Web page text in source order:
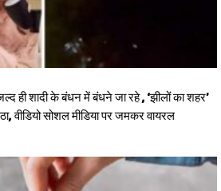
ही शादी के बंधन में बंधने जा रहे , ‘झीलों का शहर’
वीडियो सोशल मीडिया पर जमकर वायरल